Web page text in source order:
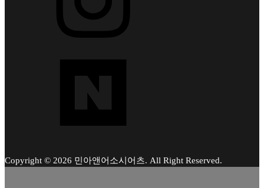
Copyright © 2026 민아앤어소시어츠. All Right Reserved.